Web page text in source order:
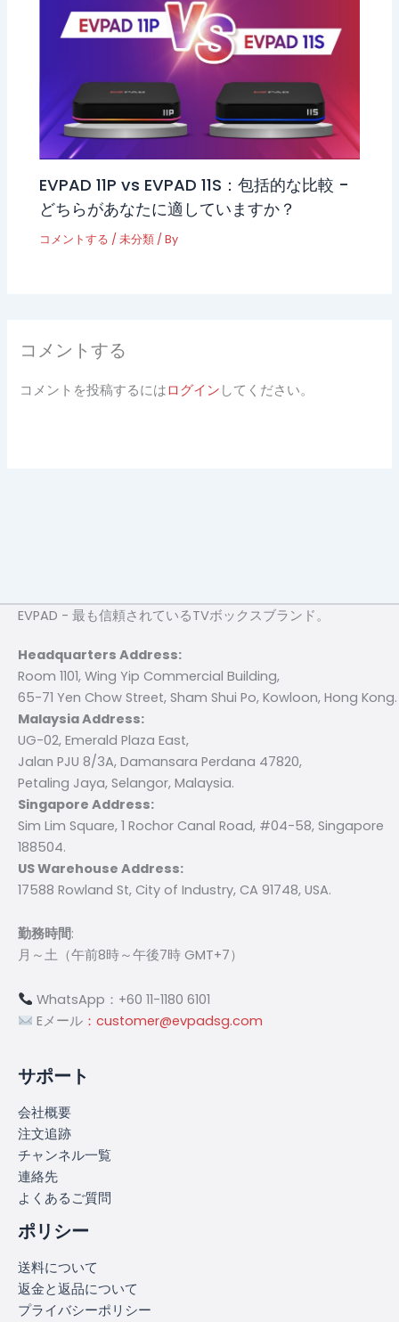
EVPAD 11P vs EVPAD 11S：包括的な比較 -
どちらがあなたに適していますか？
コメントする /未分類 / By
コメントする
コメントを投稿するにはログイン してください。
EVPAD - 最も信頼されているTVボックスブランド。
Headquarters Address:
Room 1101, Wing Yip Commercial Building,
65-71 Yen Chow Street, Sham Shui Po, Kowloon, Hong Kong.
Malaysia Address:
UG-02, Emerald Plaza East,
Jalan PJU 8/3A, Damansara Perdana 47820,
Petaling Jaya, Selangor, Malaysia.
Singapore Address:
Sim Lim Square, 1 Rochor Canal Road, #04-58, Singapore
188504.
US Warehouse Address:
17588 Rowland St, City of Industry, CA 91748, USA.
勤務時間:
月～土（午前8時～午後7時 GMT+7）
WhatsApp：+60 11-1180 6101
Eメール：customer@evpadsg.com
サポート
会社概要
注文追跡
チャンネル一覧
連絡先
よくあるご質問
ポリシー
送料について
返金と返品について
プライバシーポリシー